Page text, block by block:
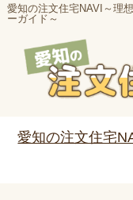
愛知の注文住宅NAVI～理
ーガイド～
愛知の注文住宅